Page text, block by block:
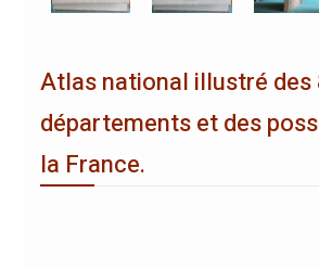
Atlas national illustré des
départements et des
la France.